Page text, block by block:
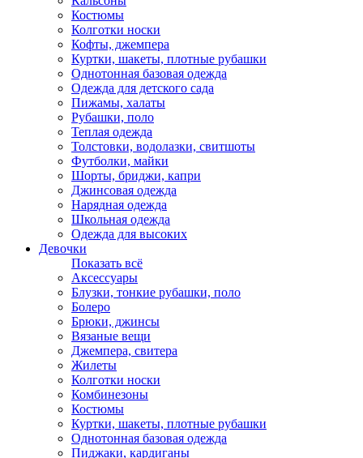
Костюмы
Колготки носки
Кофты, джемпера
Куртки, шакеты, плотные рубашки
Однотонная базовая одежда
Одежда для детского сада
Пижамы, халаты
Рубашки, поло
Теплая одежда
Толстовки, водолазки, свитшоты
Футболки, майки
Шорты, бриджи, капри
Джинсовая одежда
Нарядная одежда
Школьная одежда
Одежда для высоких
Девочки
Показать всё
Аксессуары
Блузки, тонкие рубашки, поло
Болеро
Брюки, джинсы
Вязаные вещи
Джемпера, свитера
Жилеты
Колготки носки
Комбинезоны
Костюмы
Куртки, шакеты, плотные рубашки
Однотонная базовая одежда
Пиджаки, кардиганы